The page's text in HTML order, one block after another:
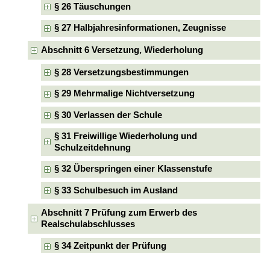
§ 26 Täuschungen
§ 27 Halbjahresinformationen, Zeugnisse
Abschnitt 6 Versetzung, Wiederholung
§ 28 Versetzungsbestimmungen
§ 29 Mehrmalige Nichtversetzung
§ 30 Verlassen der Schule
§ 31 Freiwillige Wiederholung und
Schulzeitdehnung
§ 32 Überspringen einer Klassenstufe
§ 33 Schulbesuch im Ausland
Abschnitt 7 Prüfung zum Erwerb des
Realschulabschlusses
§ 34 Zeitpunkt der Prüfung